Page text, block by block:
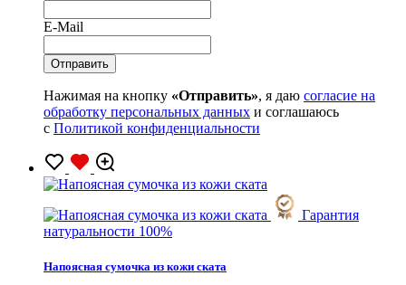
E-Mail
Нажимая на кнопку «Отправить», я даю согласие на
обработку персональных данных и соглашаюсь
с Политикой конфиденциальности
Гарантия
натуральности 100%
Напоясная сумочка из кожи ската